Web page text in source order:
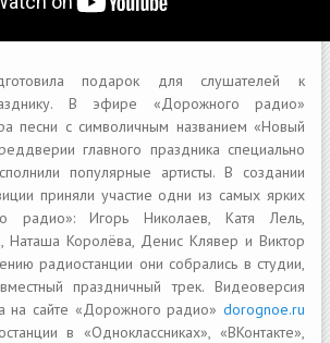
подарок для слушателей к
В эфире «Дорожного радио»
песни с символичным названием «Новый
главного праздника специально
популярные артисты. В создании
приняли участие одни из самых ярких
радио»: Игорь Николаев, Катя Лель,
Наташа Королёва, Денис Клявер и Виктор
радиостанции они собрались в студии,
праздничный трек. Видеоверсия
на сайте «Дорожного радио» dorognoe.ru
в «Одноклассниках», «ВКонтакте»,